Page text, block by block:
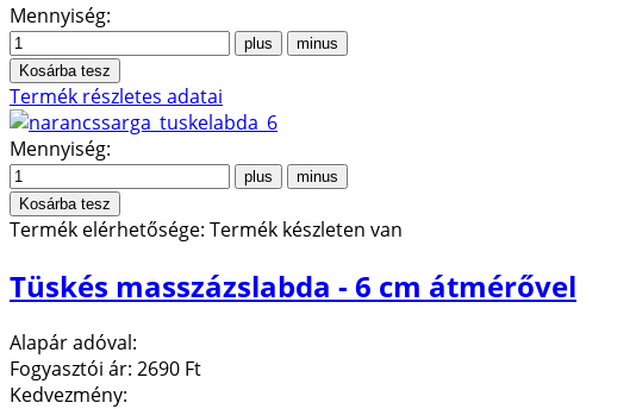
Mennyiség:
Termék részletes adatai
Mennyiség:
Termék elérhetősége: Termék készleten van
Tüskés masszázslabda - 6 cm átmérővel
Alapár adóval:
Fogyasztói ár: 2690 Ft
Kedvezmény: